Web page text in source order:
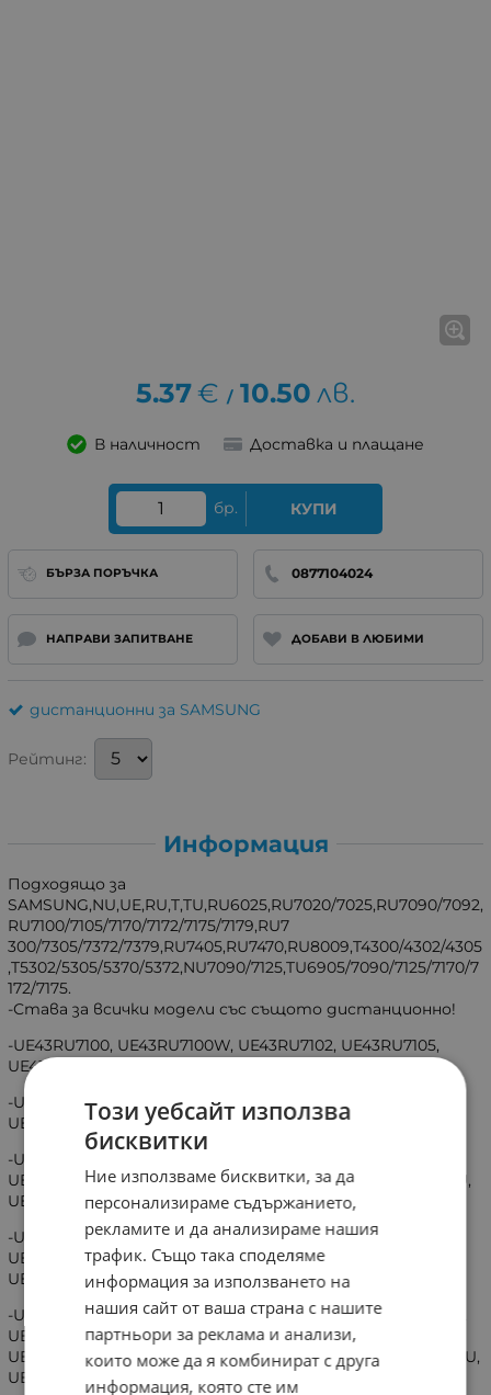
5.37€ / 10.50 лв.
В наличност Доставка и плащане
бр. КУПИ
БЪРЗА ПОРЪЧКА 0877104024
НАПРАВИ ЗАПИТВАНЕ ДОБАВИ В ЛЮБИМИ
дистанционни за SAMSUNG
Рейтинг:
Информация
Подходящо за
SAMSUNG,NU,UE,RU,T,TU,RU6025,RU7020/7025,RU7090/7092,
RU7100/7105/7170/7172/7175/7179,RU7
300/7305/7372/7379,RU7405,RU7470,RU8009,T4300/4302/4305
,T5302/5305/5370/5372,NU7090/7125,TU6905/7090/7125/7170/7
172/7175.
-Става за всички модели със същото дистанционно!
-UE43RU7100, UE43RU7100W, UE43RU7102, UE43RU7105,
UE43RU7105K,UE43RU7170, UE43RU7170U, UE43RU7172,
-UE43RU7175, UE43RU7175U, UE43RU7092UX, UE43RU7179,
UE43RU7179U
-UE49RU7300, UE49RU7300K, UE49RU7305, UE49RU7305K,
UE49RU7372U, UE49RU7372U, UE49RU7302 , UE49RU7379U,
UE49RU7379, UE49RU8009, UE49RU8009U
-UE50RU7102, UE50RU7102K,UE50RU7105, UE50RU7105K,,
UE50RU7172U, UE50RU7179, UE50RU7179U, UE50RU7405,
UE50RU7405U, UE50RU7470, UE50RU7470U
-UE55RU7100W, UE55RU7102K, UE55RU7105K UE55RU7170S,
UE55RU7170U, UE55RU7172U, UE55RU7175U, UE55RU7179U,
UE55RU7300K, UE55RU7300W, UE55RU7302K, UE55RU7375U,
UE55RU7375U. UE55RU7092UX
Този уебсайт използва
бисквитки
Ние използваме бисквитки, за да
персонализираме съдържанието,
рекламите и да анализираме нашия
трафик. Също така споделяме
информация за използването на
нашия сайт от ваша страна с нашите
партньори за реклама и анализи,
които може да я комбинират с друга
информация, която сте им